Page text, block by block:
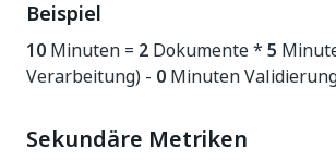
Beispiel
10 Minuten = 2 Dokumente * 5
Verarbeitung) - 0 Minuten
Sekundäre Metriken